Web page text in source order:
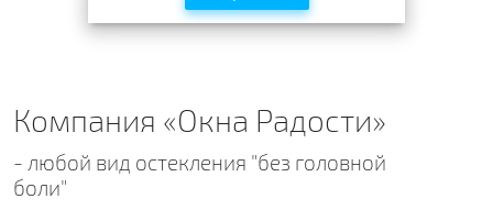
Компания «Окна Радости»
- любой вид остекления "без головной
боли"